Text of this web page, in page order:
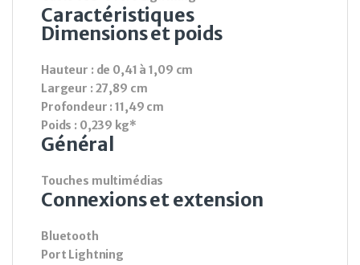
Caractéristiques
Dimensions et poids
Hauteur : de 0,41 à 1,09 cm
Largeur : 27,89 cm
Profondeur : 11,49 cm
Poids : 0,239 kg*
Général
Touches multimédias
Connexions et extension
Bluetooth
Port Lightning